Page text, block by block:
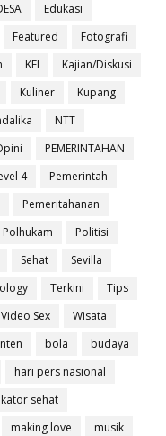
Edukasi
Featured
Fotografi
KFI
Kajian/Diskusi
Kuliner
Kupang
NTT
PEMERINTAHAN
4
Pemerintah
Pemeritahanan
Polhukam
Politisi
Sehat
Sevilla
Terkini
Tips
Video Sex
Wisata
bola
budaya
hari pers nasional
sehat
making love
musik